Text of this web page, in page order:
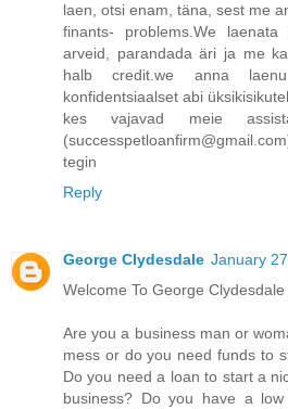
laen, otsi enam, täna, sest me
finants- problems.We
arveid, parandada äri ja me
halb credit.we anna
konfidentsiaalset abi
kes vajavad meie
tegin
Reply
George Clydesdale January
Welcome To George
Are you a business man or
mess or do you need funds to
Do you need a loan to start a
business? Do you have a